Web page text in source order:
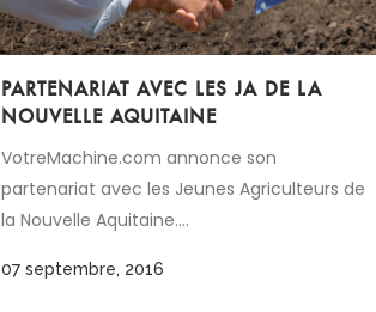
PARTENARIAT AVEC LES JA DE LA
NOUVELLE AQUITAINE
VotreMachine.com annonce son
partenariat avec les Jeunes Agriculteurs de
la Nouvelle Aquitaine....
07 septembre, 2016